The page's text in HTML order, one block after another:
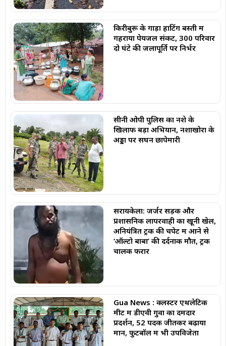
किरीबुरू के गाड़ा हाटिंग बस्ती में
गहराया पेयजल संकट, 300 परिवार
दो घंटे की जलापूर्ति पर निर्भर
सीनी ओपी पुलिस का नशे के
खिलाफ बड़ा अभियान, नशाखोरों के
अड्डों पर सघन छापेमारी
सरायकेला: जर्जर सड़क और
प्रशासनिक लापरवाही का खूनी खेल,
अनियंत्रित ट्रक की चपेट में आने से
‘ऑल्टो बाबा’ की दर्दनाक मौत, ट्रक
चालक फरार
Gua News : क्लस्टर एथलेटिक
मीट में डीएवी गुवा का दमदार
प्रदर्शन, 52 पदक जीतकर बढ़ाया
मान, फुटबॉल में भी उपविजेता